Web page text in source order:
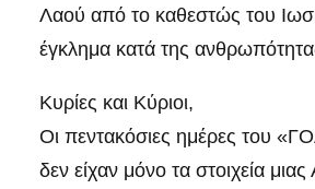
Λαού από το καθεστώς του
έγκλημα κατά της
Κυρίες και Κύριοι,
Οι πεντακόσιες ημέρες του
δεν είχαν μόνο τα στοιχεία μιας